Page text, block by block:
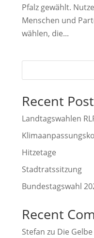
Pfalz gewählt.
Menschen und
wählen, die...
Recent
Landtagswahlen
Hitzetage
Stadtratssitzung
Bundestagswahl
Recent
Stefan zu Die